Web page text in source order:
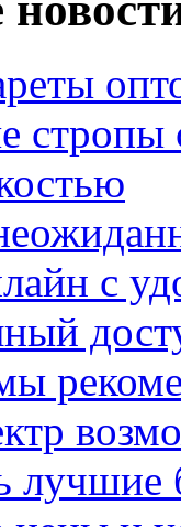
с